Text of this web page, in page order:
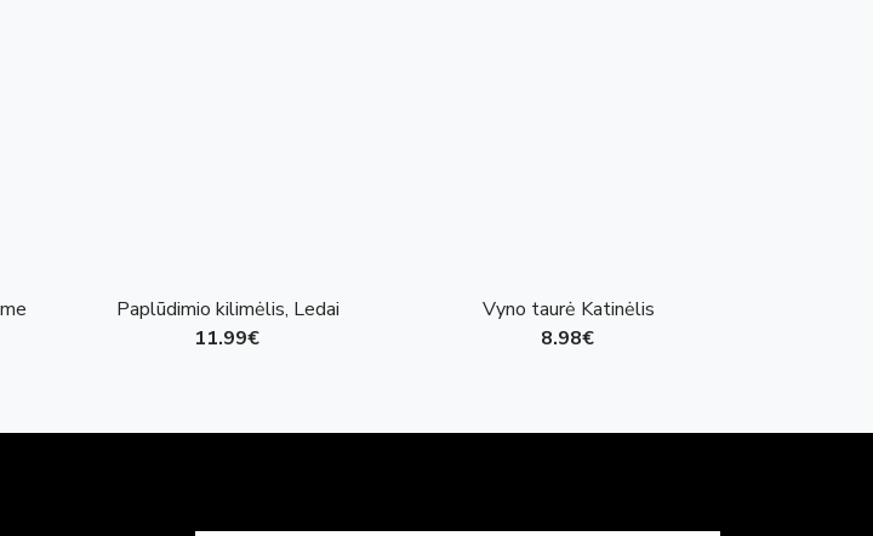
Paplūdimio kilimėlis, Ledai
11.99€
Vyno taurė Katinėlis
8.98€